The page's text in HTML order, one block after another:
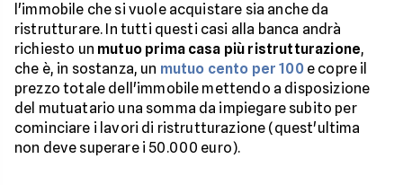
l'immobile che si vuole acquistare sia anche da
ristrutturare. In tutti questi casi alla banca andrà
richiesto un mutuo prima casa più ristrutturazione,
che è, in sostanza, un mutuo cento per 100e copre il
prezzo totale dell'immobile mettendo a disposizione
del mutuatario una somma da impiegare subito per
cominciare i lavori di ristrutturazione (quest'ultima
non deve superare i 50.000 euro).